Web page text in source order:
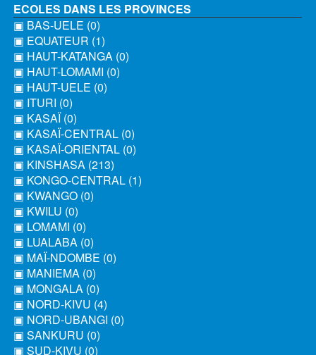
ECOLES DANS LES PROVINCES
▣ BAS-UELE (0)
▣ EQUATEUR (1)
▣ HAUT-KATANGA (0)
▣ HAUT-LOMAMI (0)
▣ HAUT-UELE (0)
▣ ITURI (0)
▣ KASAÏ (0)
▣ KASAÏ-CENTRAL (0)
▣ KASAÏ-ORIENTAL (0)
▣ KINSHASA (213)
▣ KONGO-CENTRAL (1)
▣ KWANGO (0)
▣ KWILU (0)
▣ LOMAMI (0)
▣ LUALABA (0)
▣ MAÏ-NDOMBE (0)
▣ MANIEMA (0)
▣ MONGALA (0)
▣ NORD-KIVU (4)
▣ NORD-UBANGI (0)
▣ SANKURU (0)
▣ SUD-KIVU (0)